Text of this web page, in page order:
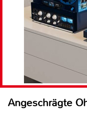
Angeschrägte